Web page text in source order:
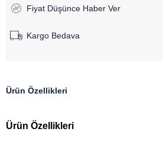
Fiyat Düşünce Haber Ver
Kargo Bedava
Ürün Özellikleri
Ürün Özellikleri